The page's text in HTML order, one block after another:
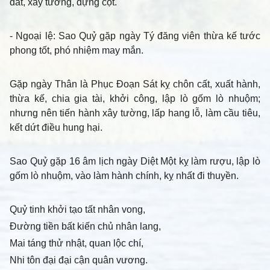
đất, xây tường, dựng cột.
- Ngoại lệ: Sao Quỷ gặp ngày Tý đăng viên thừa kế tước
phong tốt, phó nhiệm may mắn.
Gặp ngày Thân là Phục Đoạn Sát kỵ chôn cất, xuất hành,
thừa kế, chia gia tài, khởi công, lập lò gốm lò nhuộm;
nhưng nên tiến hành xây tường, lấp hang lỗ, làm cầu tiêu,
kết dứt điều hung hại.
Sao Quỷ gặp 16 âm lịch ngày Diệt Một kỵ làm rượu, lập lò
gốm lò nhuộm, vào làm hành chính, kỵ nhất đi thuyền.
Quỷ tinh khởi tạo tất nhân vong,
Đường tiền bất kiến chủ nhân lang,
Mai táng thử nhật, quan lộc chí,
Nhi tôn đại đại cận quân vương.